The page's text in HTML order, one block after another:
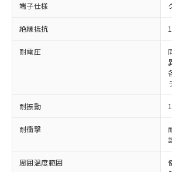
端子仕様
絶縁抵抗
耐電圧
耐振動
耐衝撃
周囲温度範囲
ご利用条件
以下の条件をお読みいただき、
本サービスは、当社制御
商品の当社在庫状況およ
(税抜)を提供させていた
当社制御機器事業取扱商
本サービスの対象外とな
す。
対応予定：EU RoHS指令（10
有に対応した製品に切り替える
対応予定なし：EU RoHS指令
非含有に非対応の商品で、対応
調査・確認中：EU RoHS指令
非含有の対応状況を調査中また
非該当品：ライセンス料など無
仕入先様の事情により、非含有
「○」：最大均質材料含有率が
基準値以下であることを示しま
「×」：最大均質材料含有率が